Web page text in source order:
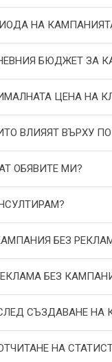
НА
БЮДЖЕТ ЗА
ЦЕНА НА
ВЛИЯЯТ ВЪРХУ
ОБЯВИТЕ МИ?
БЕЗ
БЕЗ
СЪЗДАВАНЕ
НА